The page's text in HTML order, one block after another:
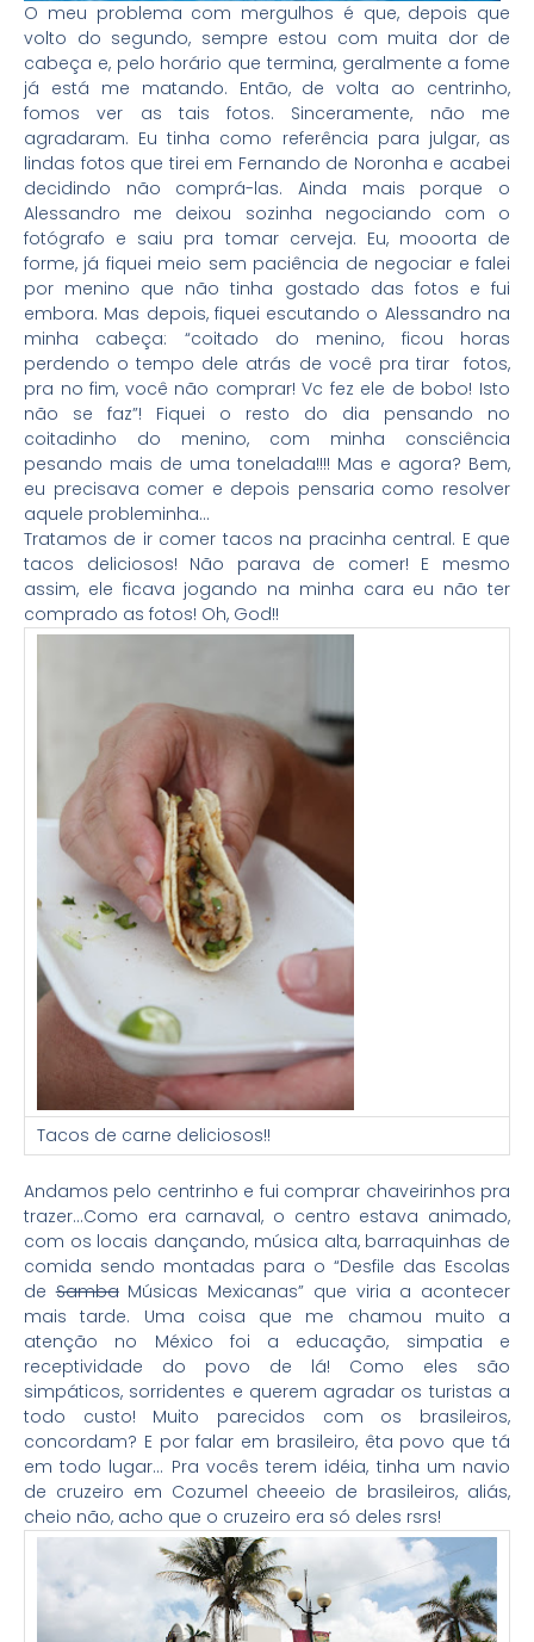
O meu problema com mergulhos é que, depois que
volto do segundo, sempre estou com muita dor de
cabeça e, pelo horário que termina, geralmente a fome
já está me matando. Então, de volta ao centrinho,
fomos ver as tais fotos. Sinceramente, não me
agradaram. Eu tinha como referência para julgar, as
lindas fotos que tirei em Fernando de Noronha e acabei
decidindo não comprá-las. Ainda mais porque o
Alessandro me deixou sozinha negociando com o
fotógrafo e saiu pra tomar cerveja. Eu, mooorta de
forme, já fiquei meio sem paciência de negociar e falei
por menino que não tinha gostado das fotos e fui
embora. Mas depois, fiquei escutando o Alessandro na
minha cabeça: “coitado do menino, ficou horas
perdendo o tempo dele atrás de você pra tirar fotos,
pra no fim, você não comprar! Vc fez ele de bobo! Isto
não se faz”! Fiquei o resto do dia pensando no
coitadinho do menino, com minha consciência
pesando mais de uma tonelada!!!! Mas e agora? Bem,
eu precisava comer e depois pensaria como resolver
aquele probleminha…
Tratamos de ir comer tacos na pracinha central. E que
tacos deliciosos! Não parava de comer! E mesmo
assim, ele ficava jogando na minha cara eu não ter
comprado as fotos! Oh, God!!
Tacos de carne deliciosos!!
Andamos pelo centrinho e fui comprar chaveirinhos pra
trazer…Como era carnaval, o centro estava animado,
com os locais dançando, música alta, barraquinhas de
comida sendo montadas para o “Desfile das Escolas
deSambaMúsicas Mexicanas” que viria a acontecer
mais tarde. Uma coisa que me chamou muito a
atenção no México foi a educação, simpatia e
receptividade do povo de lá! Como eles são
simpáticos, sorridentes e querem agradar os turistas a
todo custo! Muito parecidos com os brasileiros,
concordam? E por falar em brasileiro, êta povo que tá
em todo lugar… Pra vocês terem idéia, tinha um navio
de cruzeiro em Cozumel cheeeio de brasileiros, aliás,
cheio não, acho que o cruzeiro era só deles rsrs!